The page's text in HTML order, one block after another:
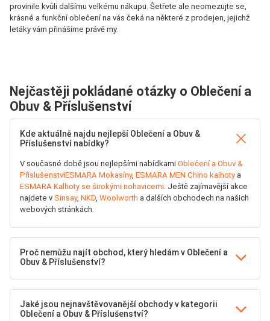
provinile kvůli dalšímu velkému nákupu. Šetřete ale neomezujte se,
krásné a funkční oblečení na vás čeká na některé z prodejen, jejichž
letáky vám přinášíme právě my.
Nejčastěji pokládané otázky o Oblečení a
Obuv & Příslušenství
Kde aktuálně najdu nejlepší Oblečení a Obuv &
Příslušenství nabídky?
V současné době jsou nejlepšími nabídkami Oblečení a Obuv &
PříslušenstvíESMARA Mokasíny, ESMARA MEN Chino kalhoty a
ESMARA Kalhoty se širokými nohavicemi. Ještě zajímavější akce
najdete v Sinsay, NKD, Woolworth a dalších obchodech na našich
webových stránkách.
Proč nemůžu najít obchod, který hledám v Oblečení a
Obuv & Příslušenství?
Jaké jsou nejnavštěvovanější obchody v kategorii
Oblečení a Obuv & Příslušenství?